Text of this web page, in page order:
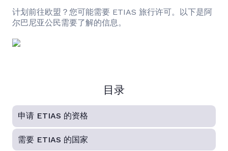
计划前往欧盟？您可能需要 ETIAS 旅行许可。以下是阿
尔巴尼亚公民需要了解的信息。
目录
申请 ETIAS 的资格
需要 ETIAS 的国家